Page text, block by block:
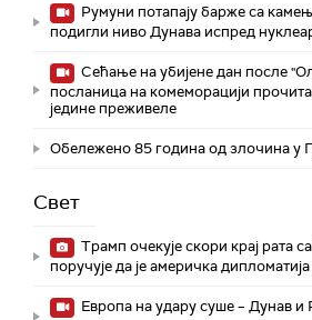
Румуни потапају барже са
подигли ниво Дунава испред
Сећање на убијене дан после
посланица на комеморацији
једине преживеле
Обележено 85 година од злочина у
Свет
Трамп очекује скори крај рата
поручује да је америчка
Европа на удару суше – Дунав и